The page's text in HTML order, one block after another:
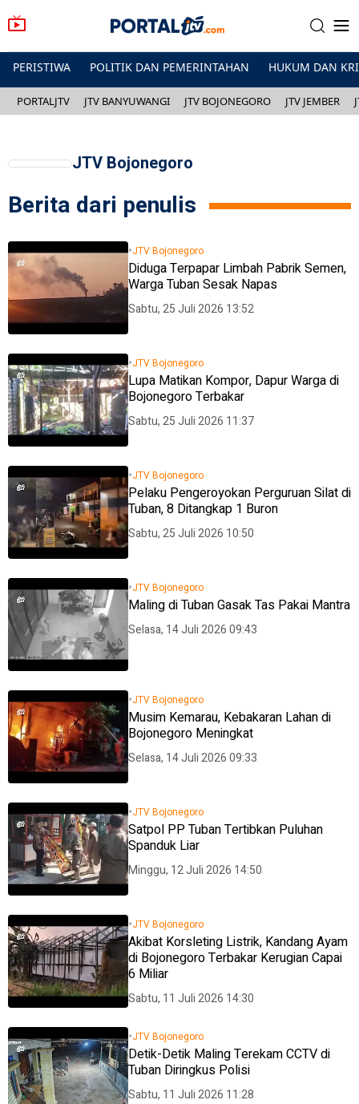
PERISTIWA POLITIK DAN PEMERINTAHAN HUKUM DAN
PORTALJTV JTV BANYUWANGI JTV BOJONEGORO JTV JEMBER
JTV Bojonegoro
Berita dari penulis
•JTV Bojonegoro
Diduga Terpapar Limbah Pabrik Semen,
Warga Tuban Sesak Napas
Sabtu, 25 Juli 2026 13:52
•JTV Bojonegoro
Lupa Matikan Kompor, Dapur Warga di
Bojonegoro Terbakar
Sabtu, 25 Juli 2026 11:37
•JTV Bojonegoro
Pelaku Pengeroyokan Perguruan Silat di
Tuban, 8 Ditangkap 1 Buron
Sabtu, 25 Juli 2026 10:50
•JTV Bojonegoro
Maling di Tuban Gasak Tas Pakai Mantra
Selasa, 14 Juli 2026 09:43
•JTV Bojonegoro
Musim Kemarau, Kebakaran Lahan di
Bojonegoro Meningkat
Selasa, 14 Juli 2026 09:33
•JTV Bojonegoro
Satpol PP Tuban Tertibkan Puluhan
Spanduk Liar
Minggu, 12 Juli 2026 14:50
•JTV Bojonegoro
Akibat Korsleting Listrik, Kandang Ayam
di Bojonegoro Terbakar Kerugian Capai
6 Miliar
Sabtu, 11 Juli 2026 14:30
•JTV Bojonegoro
Detik-Detik Maling Terekam CCTV di
Tuban Diringkus Polisi
Sabtu, 11 Juli 2026 11:28